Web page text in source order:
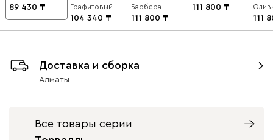
89 430
Графитовый
104 340
Барбера
111 800
111 800
111
Доставка и сборка
Алматы
Все товары серии